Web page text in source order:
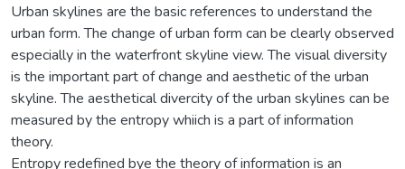
Urban skylines are the basic references to understand the
urban form. The change of urban form can be clearly observed
especially in the waterfront skyline view. The visual diversity
is the important part of change and aesthetic of the urban
skyline. The aesthetical divercity of the urban skylines can be
measured by the entropy whiich is a part of information
theory.
Entropy redefined bye the theory of information is an